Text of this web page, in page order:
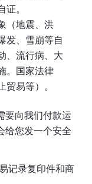
。
（地震、洪
发、雪崩等自
、流行病、大
。国家法律
贸易等）。
要向我们付款运
给您发一个安全
记录复印件和商